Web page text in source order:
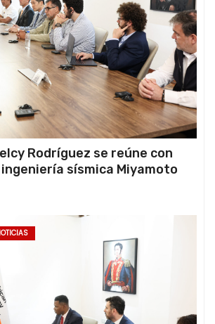
Rodríguez se reúne con
sísmica Miyamoto
TFI Solutions